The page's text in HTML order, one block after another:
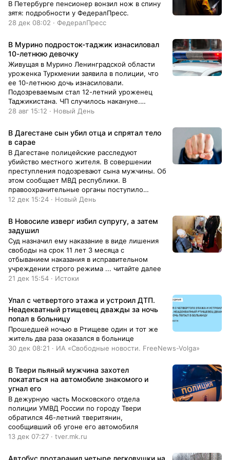
В Петербурге пенсионер вонзил нож в спину
зятя: подробности у ФедералПресс.
28 дек 08:02 · ФедералПресс
В Мурино подросток-таджик изнасиловал
10-летнюю девочку
Живущая в Мурино Ленинградской области
уроженка Туркмении заявила в полиции, что
ее 10-летнюю дочь изнасиловали.
Подозреваемым стал 12-летний уроженец
Таджикистана. ЧП случилось накануне.
Девочка пошла гулять с подружкой, а...
28 авг 15:12 · Новый День
В Дагестане сын убил отца и спрятал тело
в сарае
В Дагестане полицейские расследуют
убийство местного жителя. В совершении
преступления подозревают сына мужчины. Об
этом сообщает МВД республики. В
правоохранительные органы поступило
сообщение об исчезновении 59-летнего
12 дек 15:24 · Новый День
В Новосиле изверг избил супругу, а затем
задушил
Суд назначил ему наказание в виде лишения
свободы на срок 11 лет 3 месяца с
отбыванием наказания в исправительном
учреждении строго режима ... читайте далее
21 дек 15:54 · Истоки
Упал с четвертого этажа и устроил ДТП.
Неадекватный ртищевец дважды за ночь
попал в больницу
Прошедшей ночью в Ртищеве один и тот же
житель два раза оказался в больнице
30 дек 08:21 · ИА «Свободные новости. FreeNews-Volga»
В Твери пьяный мужчина захотел
покататься на автомобиле знакомого и
угнал его
В дежурную часть Московского отдела
полиции УМВД России по городу Твери
обратился 46-летний тверитянин,
сообщивший об угоне его автомобиля
13 дек 07:27 · tver.mk.ru
Автобус протаранил четыре легковушки на